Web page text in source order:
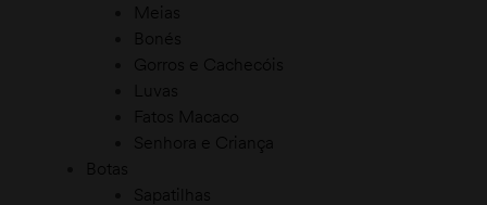
Meias
Bonés
Gorros e Cachecóis
Luvas
Fatos Macaco
Senhora e Criança
Botas
Sapatilhas